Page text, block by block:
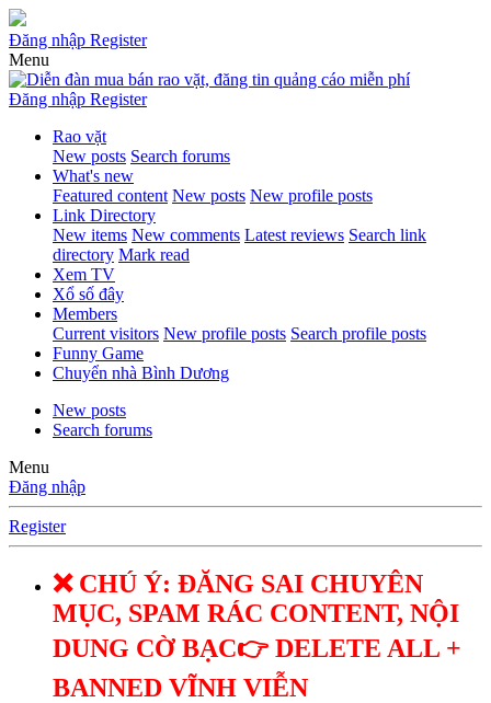
Đăng nhập Register
Menu
Đăng nhập Register
Rao vặt
New posts Search forums
What's new
Featured content New posts New profile posts
Link Directory
New items New comments Latest reviews Search link
directory Mark read
Xem TV
Xổ số đây
Members
Current visitors New profile posts Search profile posts
Funny Game
Chuyển nhà Bình Dương
New posts
Search forums
Menu
Đăng nhập
Register
❌ CHÚ Ý: ĐĂNG SAI CHUYÊN
MỤC, SPAM RÁC CONTENT, NỘI
DUNG CỜ BẠC👉 DELETE ALL +
BANNED VĨNH VIỄN